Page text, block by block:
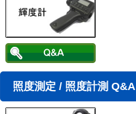
照度測定 / 照度計測 Q&A